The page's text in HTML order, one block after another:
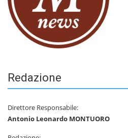
Redazione
Direttore Responsabile:
Antonio Leonardo MONTUORO